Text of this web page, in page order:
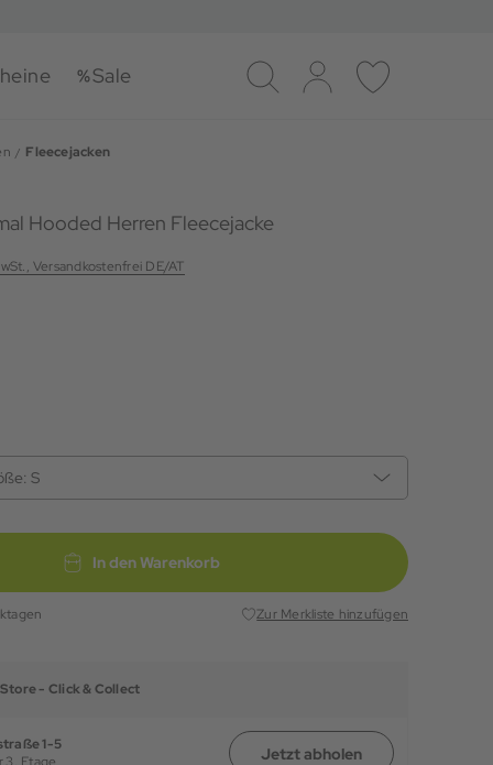
Sale
Suche Log-in Merkliste
Fleecejacken
Hooded Herren Fleecejacke
Versandkostenfrei DE/AT
S
In den Warenkorb
Zur Merkliste hinzufügen
- Click & Collect
1-5
Jetzt abholen